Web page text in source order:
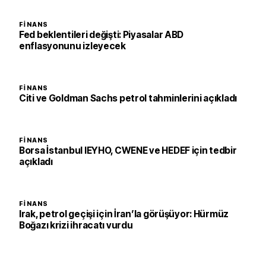
FINANS
Fed beklentileri değişti: Piyasalar ABD
enflasyonunu izleyecek
FINANS
Citi ve Goldman Sachs petrol tahminlerini açıkladı
FINANS
Borsa İstanbul IEYHO, CWENE ve HEDEF için tedbir
açıkladı
FINANS
Irak, petrol geçişi için İran’la görüşüyor: Hürmüz
Boğazı krizi ihracatı vurdu